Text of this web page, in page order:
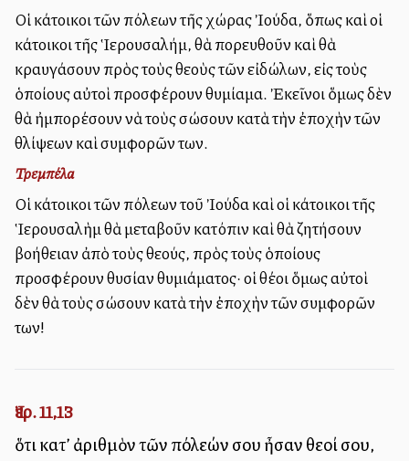
Οἱ κάτοικοι τῶν πόλεων τῆς χώρας Ἰούδα, ὅπως καὶ οἱ
κάτοικοι τῆς Ἱερουσαλήμ, θὰ πορευθοῦν καὶ θὰ
κραυγάσουν πρὸς τοὺς θεοὺς τῶν εἰδώλων, εἰς τοὺς
ὁποίους αὐτοὶ προσφέρουν θυμίαμα. Ἐκεῖνοι ὅμως δὲν
θὰ ἠμπορέσουν νὰ τοὺς σώσουν κατὰ τὴν ἐποχὴν τῶν
θλίψεων καὶ συμφορῶν των.
Τρεμπέλα
Οἱ κάτοικοι τῶν πόλεων τοῦ Ἰούδα καὶ οἱ κάτοικοι τῆς
Ἱερουσαλὴμ θὰ μεταβοῦν κατόπιν καὶ θὰ ζητήσουν
βοήθειαν ἀπὸ τοὺς θεούς, πρὸς τοὺς ὁποίους
προσφέρουν θυσίαν θυμιάματος· οἱ θέοι ὅμως αὐτοὶ
δὲν θὰ τοὺς σώσουν κατὰ τὴν ἐποχὴν τῶν συμφορῶν
των!
Ἰερ. 11,13
ὅτι κατ’ ἀριθμὸν τῶν πόλεών σου ἦσαν θεοί σου,